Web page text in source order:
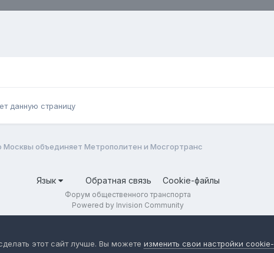
данную страницу
Москвы объединяет Метрополитен и Мосгортранс
Язык Обратная связь Cookie-файлы
Форум общественного транспорта
Powered by Invision Community
этот сайт лучше. Вы можете изменить свои настройки cookie-